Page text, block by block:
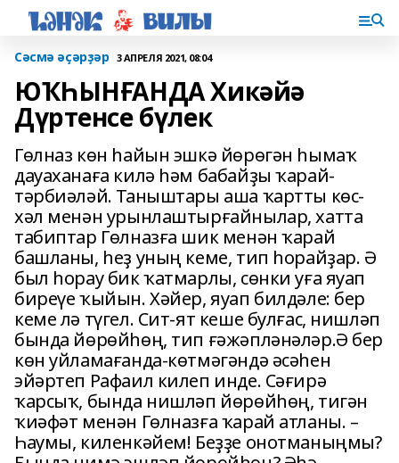
Сәсмә әҫәрҙәр 3 АПРЕЛЯ 2021, 08:04
ЮҠҺЫНҒАНДА Хикәйә
Дүртенсе бүлек
Гөлназ көн һайын эшкә йөрөгән һымаҡ
дауаханаға килә һәм бабайҙы ҡарай-
тәрбиәләй. Таныштары аша ҡартты көс-
хәл менән урынлаштырғайнылар, хатта
табиптар Гөлназға шик менән ҡарай
башланы, һеҙ уның кеме, тип һорайҙар. Ә
был һорау бик ҡатмарлы, сөнки уға яуап
биреүе ҡыйын. Хәйер, яуап билдәле: бер
кеме лә түгел. Сит-ят кеше булғас, нишләп
бында йөрөйһөң, тип ғәжәпләнәләр.Ә бер
көн уйламағанда-көтмәгәндә әсәһен
эйәртеп Рафаил килеп инде. Сәғирә
ҡарсыҡ, бында нишләп йөрөйһөң, тигән
ҡиәфәт менән Гөлназға ҡарай атланы. –
Һаумы, киленкәйем! Беҙҙе онотманыңмы?